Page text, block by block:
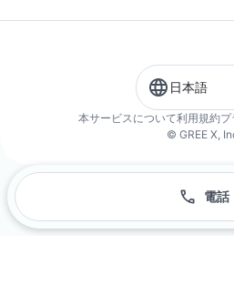
日本語
本サービスについて利用規約
© GREE X,
電話